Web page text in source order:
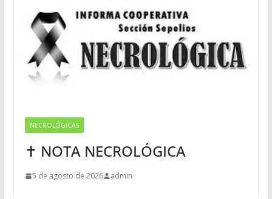
NECROLÓGICAS
✝ NOTA NECROLÓGICA
5 de agosto de 2026 admin